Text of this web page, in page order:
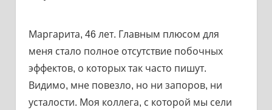
Маргарита, 46 лет. Главным плюсом для
меня стало полное отсутствие побочных
эффектов, о которых так часто пишут.
Видимо, мне повезло, но ни запоров, ни
усталости. Моя коллега, с которой мы сели